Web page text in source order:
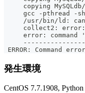
copying
gcc -pthread -
/usr/bin/ld:
collect2:
error: command
ERROR:
発生環境
CentOS 7.7.1908,